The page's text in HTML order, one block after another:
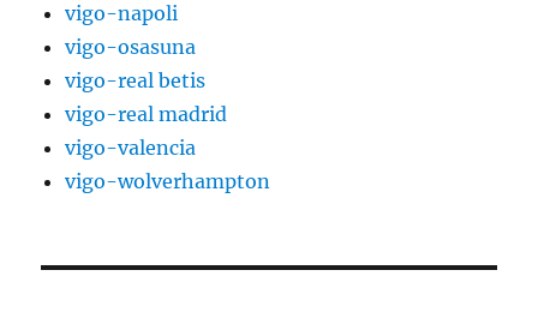
vigo-napoli
vigo-osasuna
vigo-real betis
vigo-real madrid
vigo-valencia
vigo-wolverhampton